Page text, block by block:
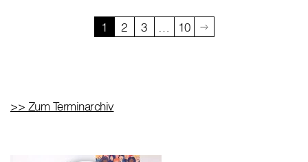
1 2 3 … 10
>> Zum Terminarchiv